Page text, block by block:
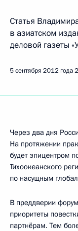
Статья
в азиатском
деловой газеты
5 сентября 2012 года
Через два дня
На протяжении
будет эпицентром
Тихоокеанского
по насущным
В преддверии
приоритеты
партнёрам. Тем